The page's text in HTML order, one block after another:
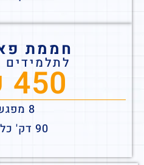
חממת
לתלמידים
450 ש"ח
8 מפגשים
90 דק' כל מפגש